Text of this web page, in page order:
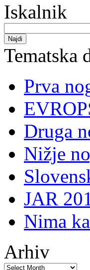
Iskalnik
Najdi
Tematska
Prva
Druga
Nižje
JAR
Nima
Arhiv